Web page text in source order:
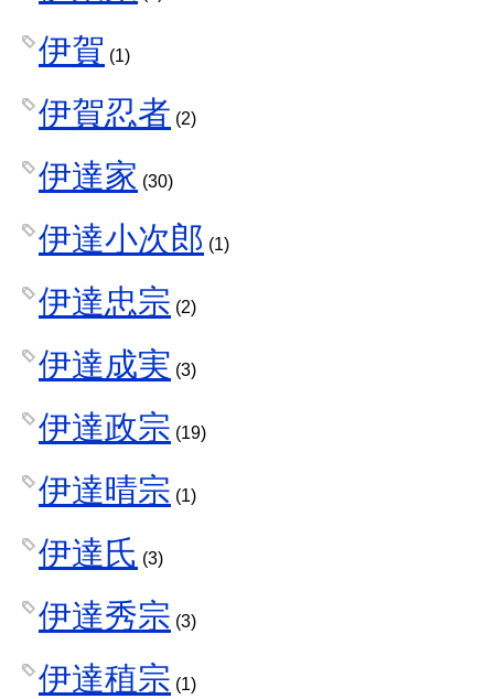
伊賀 (1)
伊賀忍者 (2)
伊達家 (30)
伊達小次郎 (1)
伊達忠宗 (2)
伊達成実 (3)
伊達政宗 (19)
伊達晴宗 (1)
伊達氏 (3)
伊達秀宗 (3)
伊達稙宗 (1)